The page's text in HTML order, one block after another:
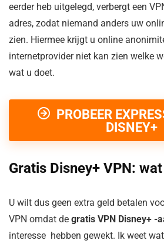
eerder heb uitgelegd, verbergt een
adres, zodat niemand anders uw
zien. Hiermee krijgt u online
internetprovider niet kan zien welke
wat u doet.
PROBEER
DISNEY+
Gratis Disney+ VPN:
U wilt dus geen extra geld betalen
VPN omdat de gratis VPN Disney+ -
interesse hebben gewekt. Ik weet